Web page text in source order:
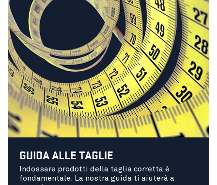
GUIDA ALLE TAGLIE
Indossare prodotti della taglia corretta è
fondamentale. La nostra guida ti aiuterà a